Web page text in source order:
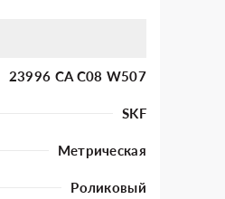
23996 CA C08 W507
SKF
Метрическая
Роликовый